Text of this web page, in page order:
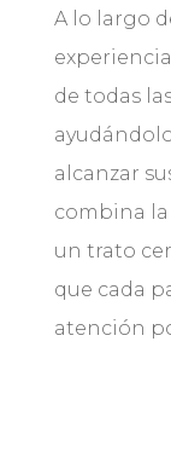
A lo largo
de todas
alcanzar
combina
un trato
que cada
atención